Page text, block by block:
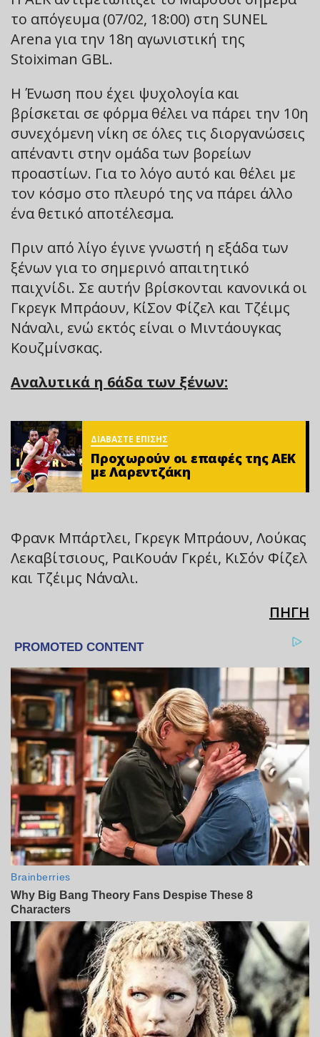
το απόγευμα (07/02, 18:00) στη SUNEL
Arena για την 18η αγωνιστική της
Stoiximan GBL.
Η Ένωση που έχει ψυχολογία και
βρίσκεται σε φόρμα θέλει να πάρει την 10η
συνεχόμενη νίκη σε όλες τις διοργανώσεις
απέναντι στην ομάδα των βορείων
προαστίων. Για το λόγο αυτό και θέλει με
τον κόσμο στο πλευρό της να πάρει άλλο
ένα θετικό αποτέλεσμα.
Πριν από λίγο έγινε γνωστή η εξάδα των
ξένων για το σημερινό απαιτητικό
παιχνίδι. Σε αυτήν βρίσκονται κανονικά οι
Γκρεγκ Μπράουν, ΚίΣον Φίζελ και Τζέιμς
Νάναλι, ενώ εκτός είναι ο Μιντάουγκας
Κουζμίνσκας.
Αναλυτικά η 6άδα των ξένων:
ΔΙΑΒΑΣΤΕ ΕΠΙΣΗΣ
Προχωρούν οι επαφές της ΑΕΚ
με Λαρεντζάκη
Φρανκ Μπάρτλει, Γκρεγκ Μπράουν, Λούκας
Λεκαβίτσιους, ΡαιΚουάν Γκρέι, ΚιΣόν Φίζελ
και Τζέιμς Νάναλι.
ΠΗΓΗ